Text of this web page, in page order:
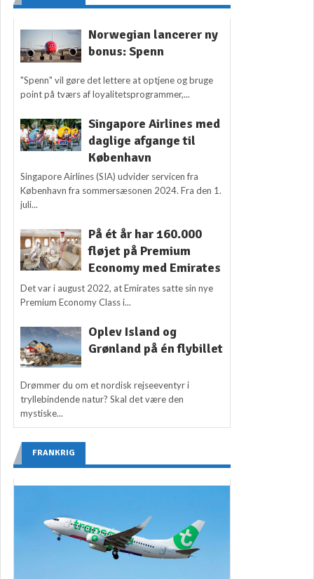
Norwegian lancerer ny
bonus: Spenn
"Spenn" vil gøre det lettere at optjene og bruge
point på tværs af loyalitetsprogrammer,...
Singapore Airlines med
daglige afgange til
København
Singapore Airlines (SIA) udvider servicen fra
København fra sommersæsonen 2024. Fra den 1.
juli...
På ét år har 160.000
fløjet på Premium
Economy med Emirates
Det var i august 2022, at Emirates satte sin nye
Premium Economy Class i...
Oplev Island og
Grønland på én flybillet
Drømmer du om et nordisk rejseeventyr i
tryllebindende natur? Skal det være den
mystiske...
FRANKRIG